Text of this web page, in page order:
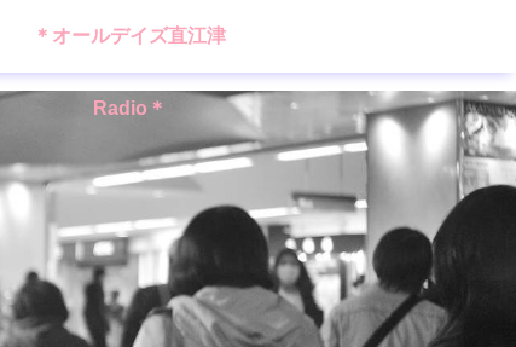
＊オールデイズ直江津
Radio＊